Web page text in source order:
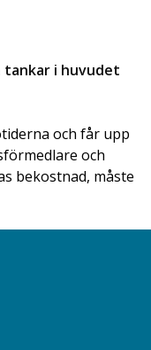
i huvudet
och får upp
och
bekostnad, måste